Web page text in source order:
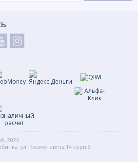
2026
ул. Космонавтов 14 корп.3